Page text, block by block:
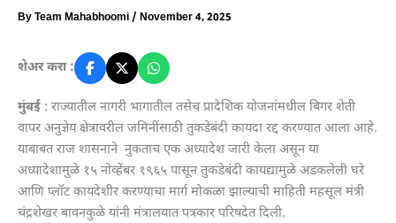
ByTeam Mahabhoomi/ November 4, 2025
शेअर करा :
मुंबई : राज्यातील नागरी भागातील तसेच प्रादेशिक योजनांमधील बिगर शेती
वापर अनुज्ञेय क्षेत्रावरील जमिनींसाठी तुकडेबंदी कायदा रद्द करण्यात आला आहे.
याबाबत राज शासनाने नुकताच एक अध्यादेश जारी केला असून या
अध्यादेशामुळे १५ नोव्हेंबर १९६५ पासून तुकडेबंदी कायद्यामुळे अडकलेली घरे
आणि प्लॉट कायदेशीर करण्याचा मार्ग मोकळा झाल्याची माहिती महसूल मंत्री
चंद्रशेखर बावनकुळे यांनी मंत्रालयात पत्रकार परिषदेत दिली.